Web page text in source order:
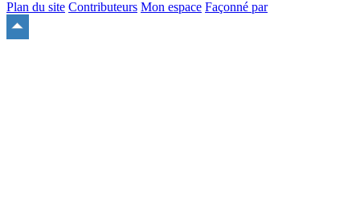
Plan du site Contributeurs Mon espace Façonné par